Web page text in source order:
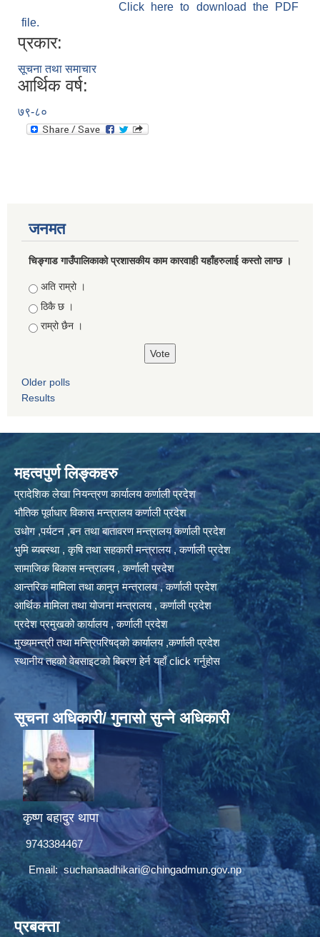
Click here to download the PDF
file.
प्रकार:
सूचना तथा समाचार
आर्थिक वर्ष:
७९-८०
जनमत
चिङ्गाड गाउँपालिकाको प्रशासकीय काम कारवाही यहाँहरुलाई कस्तो लाग्छ ।
Choices
अति राम्रो ।
ठिकै छ ।
राम्रो छैन ।
Older polls
Results
महत्वपुर्ण लिङ्कहरु
प्रादेशिक लेखा नियन्त्रण कार्यालय कर्णाली प्रदेश
भौतिक पूर्वाधार विकास मन्त्रालय कर्णाली प्रदेश
उधोग ,पर्यटन ,बन तथा बातावरण मन्त्रालय कर्णाली प्रदेश
भुमि ब्यबस्था , कृषि तथा सहकारी मन्त्रालय , कर्णाली प्रदेश
सामाजिक बिकास मन्त्रालय , कर्णाली प्रदेश
आन्तरिक मामिला तथा कानुन मन्त्रालय , कर्णाली प्रदेश
आर्थिक मामिला तथा योजना मन्त्रालय , कर्णाली प्रदेश
प्रदेश प्रमुखको कार्यालय , कर्णाली प्रदेश
मुख्यमन्त्री तथा मन्त्रिपरिषद्को कार्यालय ,कर्णाली प्रदेश
स्थानीय तहको वेबसाइटको बिबरण हेर्न यहाँ click गर्नुहोस
सूचना अधिकारी/ गुनासो सुन्ने अधिकारी
कृष्ण बहादुर थापा
9743384467
Email:suchanaadhikari@chingadmun.gov.np
प्रबक्त्ता